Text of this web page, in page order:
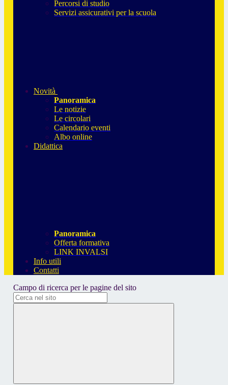
Percorsi di studio
Servizi assicurativi per la scuola
Novità
Panoramica
Le notizie
Le circolari
Calendario eventi
Albo online
Didattica
Panoramica
Offerta formativa
LINK INVALSI
Info utili
Contatti
Campo di ricerca per le pagine del sito